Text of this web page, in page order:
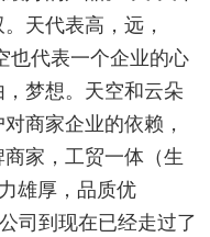
天代表高，远，
也代表一个企业的心
梦想。天空和云朵
商家企业的依赖，
家，工贸一体（生
雄厚，品质优
司到现在已经走过了